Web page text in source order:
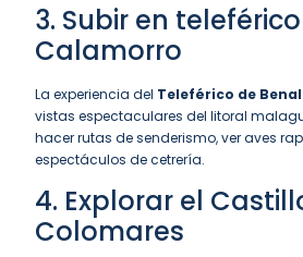
3. Subir en
Calamorro
La experiencia del Teleférico de
vistas espectaculares del litoral
hacer rutas de senderismo, ver aves
espectáculos de cetrería.
4. Explorar el
Colomares